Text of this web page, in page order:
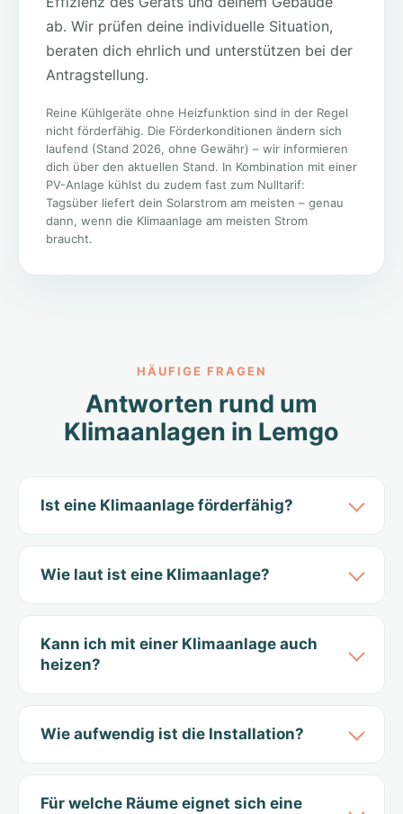
ab. Wir prüfen deine individuelle Situation,
beraten dich ehrlich und unterstützen bei der
Antragstellung.
Reine Kühlgeräte ohne Heizfunktion sind in der Regel
nicht förderfähig. Die Förderkonditionen ändern sich
laufend (Stand 2026, ohne Gewähr) – wir informieren
dich über den aktuellen Stand. In Kombination mit einer
PV-Anlage kühlst du zudem fast zum Nulltarif:
Tagsüber liefert dein Solarstrom am meisten – genau
dann, wenn die Klimaanlage am meisten Strom
braucht.
HÄUFIGE FRAGEN
Antworten rund um
Klimaanlagen in Lemgo
Ist eine Klimaanlage förderfähig?
Wie laut ist eine Klimaanlage?
Kann ich mit einer Klimaanlage auch
heizen?
Wie aufwendig ist die Installation?
Für welche Räume eignet sich eine